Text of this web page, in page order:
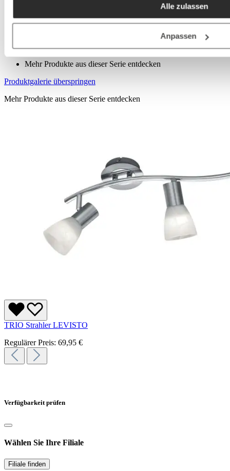
Alle zulassen
Anpassen
neue Maßstäbe in der Branche. Die Vision des Unternehmens
ist es, die Lebensqualität der Menschen in ihren eigenen vier
Wänden durch innovative Lichtideen und dekorative
Mehr Produkte aus dieser Serie entdecken
Produktgalerie überspringen
Mehr Produkte aus dieser Serie entdecken
TRIO Strahler LEVISTO
Regulärer Preis: 69,95 €
Verfügbarkeit prüfen
Wählen Sie Ihre Filiale
Filiale finden